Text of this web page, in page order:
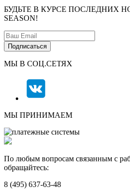
БУДЬТЕ В КУРСЕ ПОСЛЕДНИХ
SEASON!
МЫ В СОЦ.СЕТЯХ
МЫ ПРИНИМАЕМ
По любым вопросам связанным с
обращайтесь:
8 (495) 637-63-48